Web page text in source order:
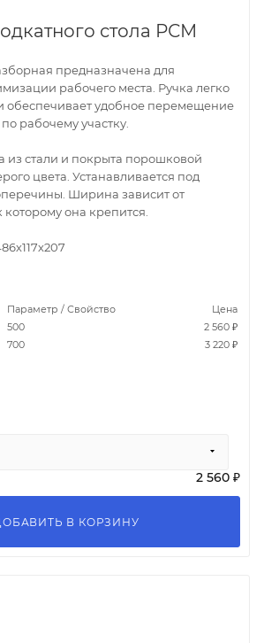
стола РСМ
предназначена для
рабочего места. Ручка легко
обеспечивает удобное перемещение
рабочему участку.
из стали и покрыта порошковой
цвета. Устанавливается под
Ширина зависит от
которому она крепится.
Параметр / Свойство
Цена
500
2 560 ₽
700 3 220 ₽
2 560 ₽
В КОРЗИНУ